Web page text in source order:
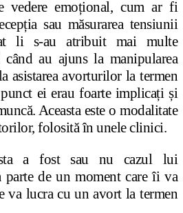
emoțional, cum ar fi
sau măsurarea tensiunii
li s-au atribuit mai multe
când au ajuns la manipularea
asistarea avorturilor la termen
ei erau foarte implicați și
Aceasta este o modalitate
folosită în unele clinici.
a fost sau nu cazul lui
parte de un moment care îi va
va lucra cu un avort la termen